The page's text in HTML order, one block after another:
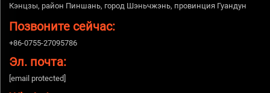
Кэнцзы, район Пиншань, город Шэньчжэнь, провинция Гуандун
Позвоните сейчас:
+86-0755-27095786
Эл. почта:
[email protected]